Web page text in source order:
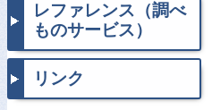
レファレンス（調べ
ものサービス）
リンク